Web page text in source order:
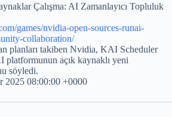
Çalışma: AI Zamanlayıcı Topluluk
games/nvidia-open-sources-runai-
collaboration/
planları takiben Nvidia, KAI Scheduler
platformunun açık kaynaklı yeni
söyledi.
2025 08:00:00 +0000